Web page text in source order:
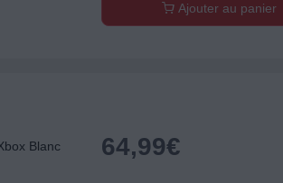
Ajouter au panier
Blanc
64,99€